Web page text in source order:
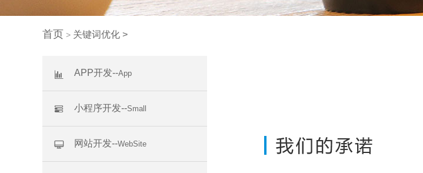
首页 > 关键词优化 >
APP开发--App
小程序开发--Small
网站开发--WebSite